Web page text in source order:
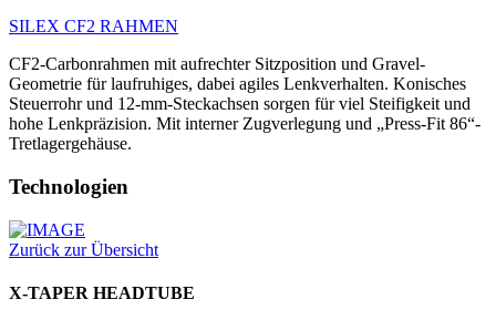
SILEX CF2 RAHMEN
CF2-Carbonrahmen mit aufrechter Sitzposition und Gravel-
Geometrie für laufruhiges, dabei agiles Lenkverhalten. Konisches
Steuerrohr und 12-mm-Steckachsen sorgen für viel Steifigkeit und
hohe Lenkpräzision. Mit interner Zugverlegung und „Press-Fit 86“-
Tretlagergehäuse.
Technologien
Zurück zur Übersicht
X-TAPER HEADTUBE